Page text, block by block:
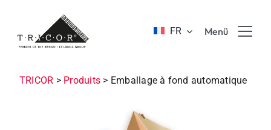
content
Menü
Produits
FR
TRICOR > Produits > Emballage à fond automatique